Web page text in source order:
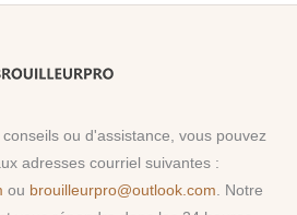
ou d'assistance, vous pouvez
adresses courriel suivantes :
ou brouilleurpro@outlook.com . Notre